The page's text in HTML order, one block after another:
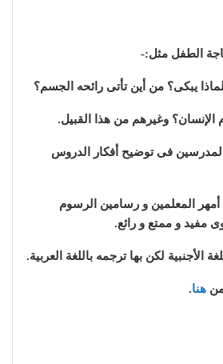
الطفل مثل:-
يبكى؟ من أين تأتى رائحه الجسم؟
الإنسان؟ وغيرهم من هذا القبيل.
فى توضيح أفكار الدروس
أمهر المعلمين و رسامين الرسوم
مفيد و ممتع و رائع.
الأجنبية لكن بها ترجمه باللغة العربية.
هنا.